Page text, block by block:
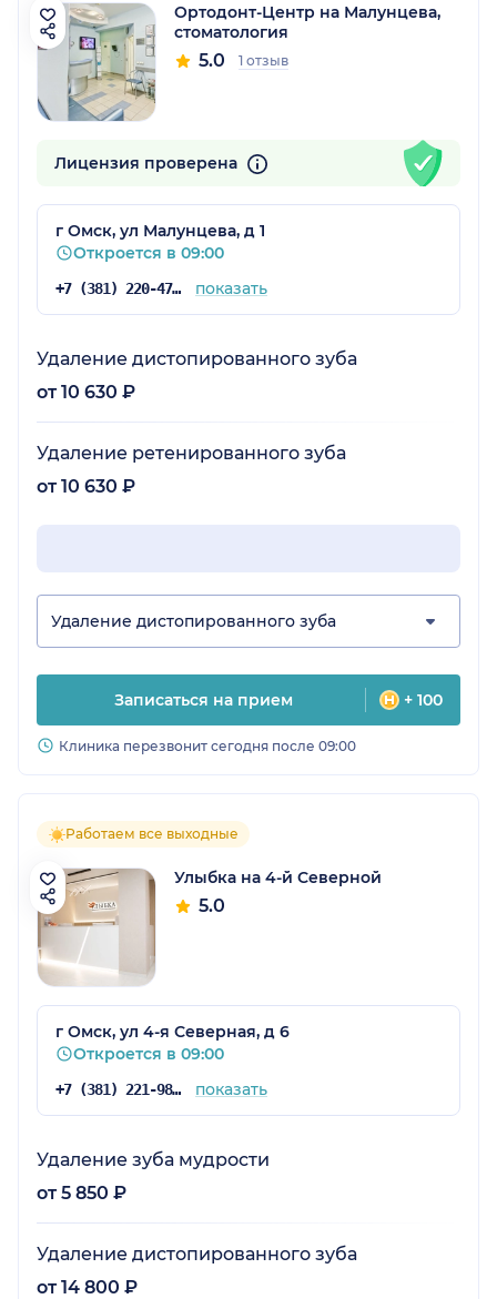
Ортодонт-Центр на Малунцева,
стоматология
5.0 1 отзыв
Лицензия проверена
г Омск, ул Малунцева, д 1
Откроется в 09:00
+7 (381) 220-47-18 показать
Удаление дистопированного зуба
от 10 630 ₽
Удаление ретенированного зуба
от 10 630 ₽
Удаление дистопированного зуба
Записаться на прием + 100
Клиника перезвонит сегодня после 09:00
Работаем все выходные
Улыбка на 4-й Северной
5.0
г Омск, ул 4-я Северная, д 6
Откроется в 09:00
+7 (381) 221-98-44 показать
Удаление зуба мудрости
от 5 850 ₽
Удаление дистопированного зуба
от 14 800 ₽